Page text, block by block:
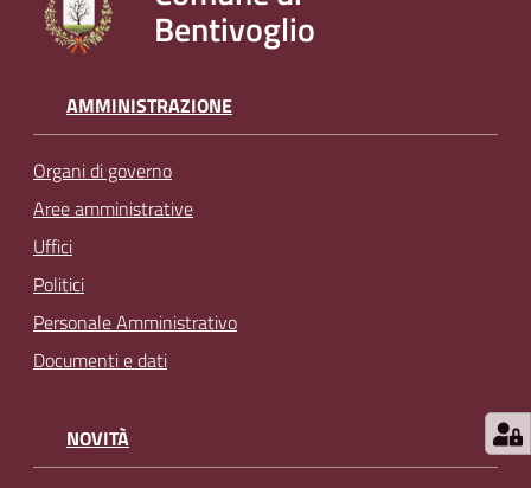
Tutti
gli
Seguici
su
Bentivoglio
AMMINISTRAZIONE
Organi di governo
Aree amministrative
Uffici
Politici
Personale Amministrativo
Documenti e dati
NOVITÀ